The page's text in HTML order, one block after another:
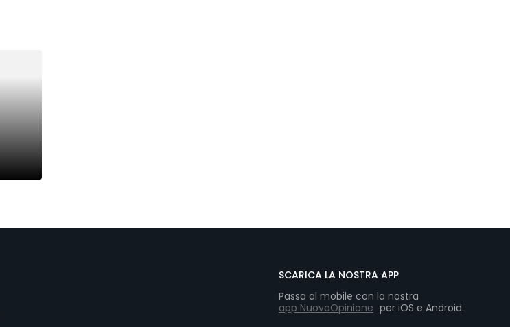
SCARICA LA NOSTRA APP
Passa al mobile con la nostra
app NuovaOpinione per iOS e Android.